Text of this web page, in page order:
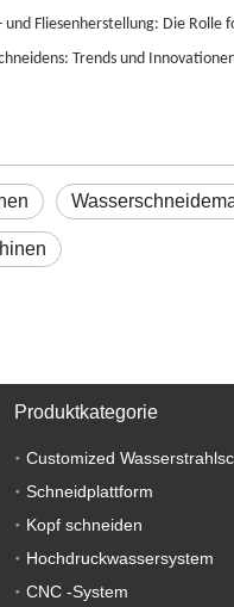
Fliesenherstellung: Die
Trends und
Produktkategorie
Customized
Schneidplattform
Kopf schneiden
Hochdruckwassersystem
CNC -System